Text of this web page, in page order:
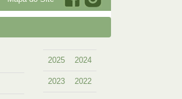
2025 2024
2023 2022